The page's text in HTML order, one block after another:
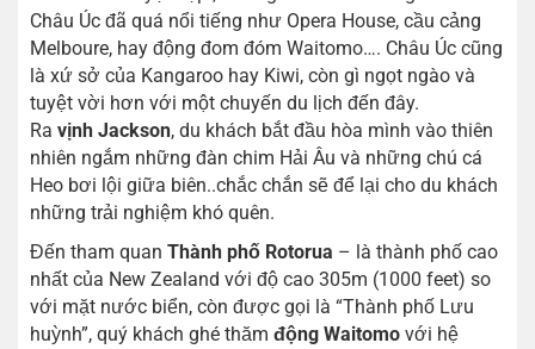
Châu Úc đã quá nổi tiếng như Opera House, cầu cảng
Melboure, hay động đom đóm Waitomo…. Châu Úc cũng
là xứ sở của Kangaroo hay Kiwi, còn gì ngọt ngào và
tuyệt vời hơn với một chuyến du lịch đến đây.
Ra vịnh Jackson, du khách bắt đầu hòa mình vào thiên
nhiên ngắm những đàn chim Hải Âu và những chú cá
Heo bơi lội giữa biên..chắc chắn sẽ để lại cho du khách
những trải nghiệm khó quên.
Đến tham quan Thành phố Rotorua – là thành phố cao
nhất của New Zealand với độ cao 305m (1000 feet) so
với mặt nước biển, còn được gọi là “Thành phố Lưu
huỳnh”, quý khách ghé thăm động Waitomo với hệ